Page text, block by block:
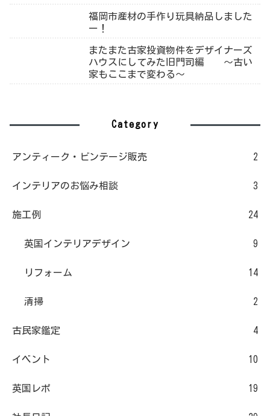
福岡市産材の手作り玩具納品しました
ー！
またまた古家投資物件をデザイナーズ
ハウスにしてみた旧門司編 ～古い
家もここまで変わる～
Category
アンティーク・ビンテージ販売 2
インテリアのお悩み相談 3
施工例 24
英国インテリアデザイン 9
リフォーム 14
清掃 2
古民家鑑定 4
イベント 10
英国レポ 19